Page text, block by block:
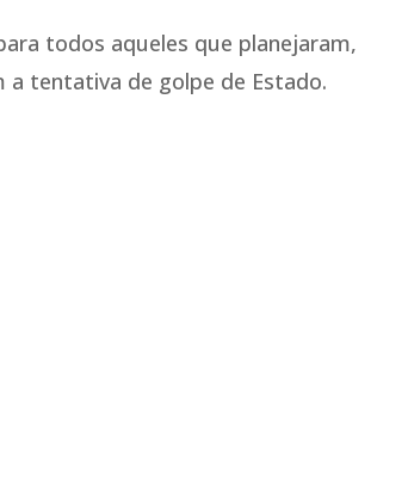
todos aqueles que planejaram,
tentativa de golpe de Estado.